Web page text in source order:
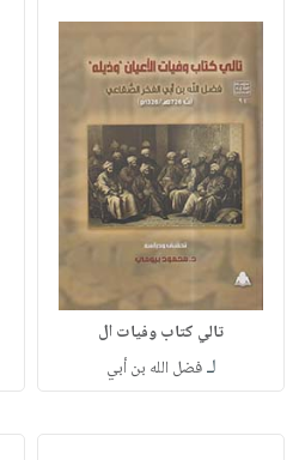
تالي كتاب وفيات ال
لـفضل الله بن أبي